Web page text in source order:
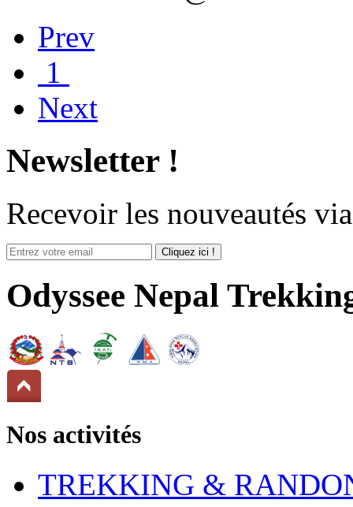
Prev
1
Next
Newsletter !
Recevoir les nouveautés
Odyssee Nepal
Nos activités
TREKKING &